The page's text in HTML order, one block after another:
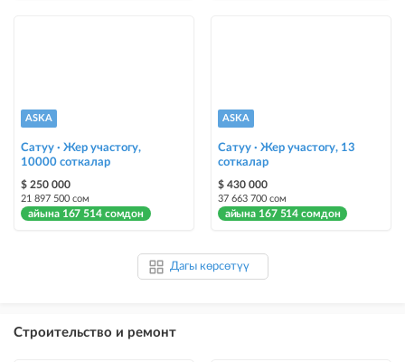
ASKA
Сатуу · Жер участогу,
10000 соткалар
$ 250 000
21 897 500 сом
айына 167 514 сомдон
ASKA
Сатуу · Жер участогу, 13
соткалар
$ 430 000
37 663 700 сом
айына 167 514 сомдон
Дагы көрсөтүү
Строительство и ремонт